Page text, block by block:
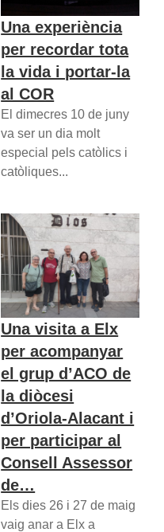
Una experiència
per recordar tota
la vida i portar-la
al COR
El dimecres 10 de juny
va ser un dia molt
especial pels catòlics i
catòliques...
Una visita a Elx
per acompanyar
el grup d’ACO de
la diòcesi
d’Oriola-Alacant i
per participar al
Consell Assessor
de…
Els dies 26 i 27 de maig
vaig anar a Elx a